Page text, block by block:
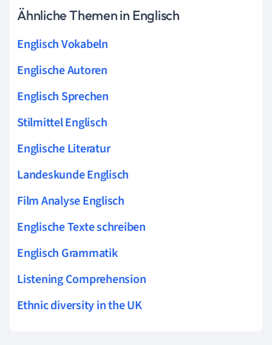
Ähnliche Themen in Englisch
Englisch Vokabeln
Englische Autoren
Englisch Sprechen
Stilmittel Englisch
Englische Literatur
Landeskunde Englisch
Film Analyse Englisch
Englische Texte schreiben
Englisch Grammatik
Listening Comprehension
Ethnic diversity in the UK